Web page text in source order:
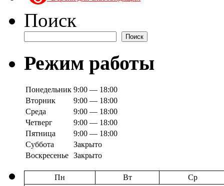
Поиск
Поиск
Режим работы
Понедельник 9:00 — 18:00
Вторник
9:00 — 18:00
Среда
9:00 — 18:00
Четверг
9:00 — 18:00
Пятница
9:00 — 18:00
Суббота
Закрыто
Воскресенье Закрыто
Пн Вт Ср